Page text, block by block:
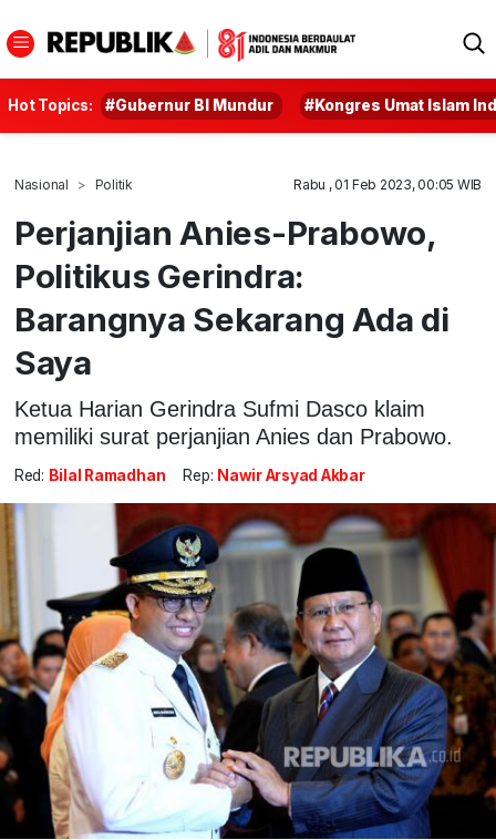
Hot Topics: #Gubernur BI Mundur #Kongres Umat Islam
Nasional Politik Rabu , 01 Feb 2023, 00:05 WIB
Perjanjian Anies-Prabowo,
Politikus Gerindra:
Barangnya Sekarang Ada di
Saya
Ketua Harian Gerindra Sufmi Dasco klaim
memiliki surat perjanjian Anies dan Prabowo.
Red: Bilal Ramadhan Rep: Nawir Arsyad Akbar